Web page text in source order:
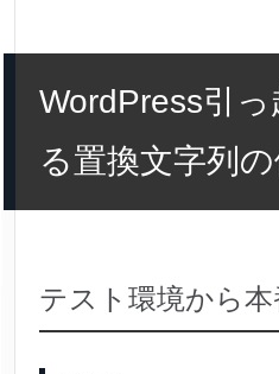
WordPress引
る置換文字列の
テスト環境から